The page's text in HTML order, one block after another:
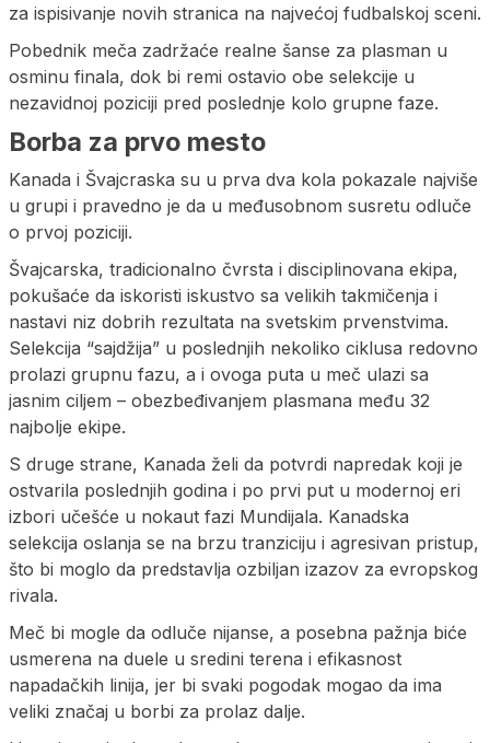
za ispisivanje novih stranica na najvećoj fudbalskoj sceni.
Pobednik meča zadržaće realne šanse za plasman u
osminu finala, dok bi remi ostavio obe selekcije u
nezavidnoj poziciji pred poslednje kolo grupne faze.
Borba za prvo mesto
Kanada i Švajcraska su u prva dva kola pokazale najviše
u grupi i pravedno je da u međusobnom susretu odluče
o prvoj poziciji.
Švajcarska, tradicionalno čvrsta i disciplinovana ekipa,
pokušaće da iskoristi iskustvo sa velikih takmičenja i
nastavi niz dobrih rezultata na svetskim prvenstvima.
Selekcija “sajdžija” u poslednjih nekoliko ciklusa redovno
prolazi grupnu fazu, a i ovoga puta u meč ulazi sa
jasnim ciljem – obezbeđivanjem plasmana među 32
najbolje ekipe.
S druge strane, Kanada želi da potvrdi napredak koji je
ostvarila poslednjih godina i po prvi put u modernoj eri
izbori učešće u nokaut fazi Mundijala. Kanadska
selekcija oslanja se na brzu tranziciju i agresivan pristup,
što bi moglo da predstavlja ozbiljan izazov za evropskog
rivala.
Meč bi mogle da odluče nijanse, a posebna pažnja biće
usmerena na duele u sredini terena i efikasnost
napadačkih linija, jer bi svaki pogodak mogao da ima
veliki značaj u borbi za prolaz dalje.